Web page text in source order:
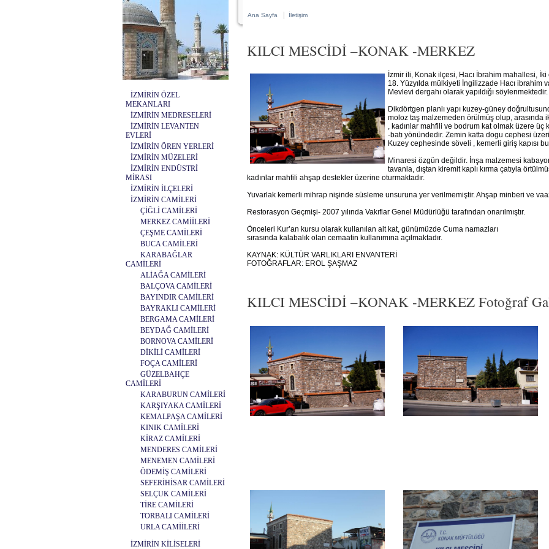
İZMİRİN ÖZEL
MEKANLARI
İZMİRİN MEDRESELERİ
İZMİRİN LEVANTEN
EVLERİ
İZMİRİN ÖREN YERLERİ
İZMİRİN MÜZELERİ
İZMİRİN ENDÜSTRİ
MİRASI
İZMİRİN İLÇELERİ
İZMİRİN CAMİLERİ
ÇİĞLİ CAMİLERİ
MERKEZ CAMİİLERİ
ÇEŞME CAMİLERİ
BUCA CAMİLERİ
KARABAĞLAR
CAMİLERİ
ALİAĞA CAMİLERİ
BALÇOVA CAMİLERİ
BAYINDIR CAMİLERİ
BAYRAKLI CAMİLERİ
BERGAMA CAMİLERİ
BEYDAĞ CAMİLERİ
BORNOVA CAMİLERİ
DİKİLİ CAMİLERİ
FOÇA CAMİLERİ
GÜZELBAHÇE
CAMİLERİ
KARABURUN CAMİLERİ
KARŞIYAKA CAMİLERİ
KEMALPAŞA CAMİLERİ
KINIK CAMİLERİ
KİRAZ CAMİLERİ
MENDERES CAMİLERİ
MENEMEN CAMİLERİ
ÖDEMİŞ CAMİLERİ
SEFERİHİSAR CAMİLERİ
SELÇUK CAMİLERİ
TİRE CAMİLERİ
TORBALI CAMİLERİ
URLA CAMİİLERİ
İZMİRİN KİLİSELERİ
Ana Sayfa İletişim
KILCI MESCİDİ –KONAK -MERKEZ
İzmir ili, Konak ilçesi, Hacı İbrahim mahallesi,
18. Yüzyılda mülkiyeti İngilizzade Hacı ibrahim
Mevlevi dergahı olarak yapıldığı söylenmektedir.
Dikdörtgen planlı yapı kuzey-güney
moloz taş malzemeden örülmüş olup, arasında
, kadınlar mahfili ve bodrum kat olmak üzere üç
-batı yönündedir. Zemin katta dogu cephesi
Kuzey cephesinde söveli , kemerli giriş kapısı
Minaresi özgün değildir. İnşa malzemesi
tavanla, dıştan kiremit kaplı kırma çatıyla
kadınlar mahfili ahşap destekler üzerine oturmaktadır.
Yuvarlak kemerli mihrap nişinde süsleme unsuruna yer verilmemiştir. Ahşap minberi ve
Restorasyon Geçmişi- 2007 yılında Vakıflar Genel Müdürlüğü tarafından onarılmıştır.
Önceleri Kur’an kursu olarak kullanılan alt kat, günümüzde Cuma namazları
sırasında kalabalık olan cemaatin kullanımına açılmaktadır.
KAYNAK: KÜLTÜR VARLIKLARI ENVANTERİ
FOTOĞRAFLAR: EROL ŞAŞMAZ
KILCI MESCİDİ –KONAK -MERKEZ Fotoğraf